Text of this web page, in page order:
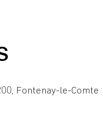
Fontenay-le-Comte